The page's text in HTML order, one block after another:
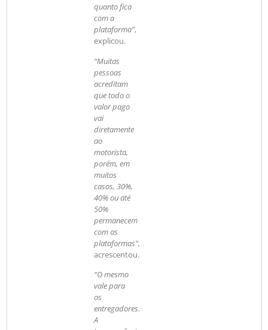
quanto fica
com a
plataforma”,
explicou.
“Muitas
pessoas
acreditam
que todo o
valor pago
vai
diretamente
ao
motorista,
porém, em
muitos
casos, 30%,
40% ou até
50%
permanecem
com as
plataformas”,
acrescentou.
“O mesmo
vale para
os
entregadores.
A